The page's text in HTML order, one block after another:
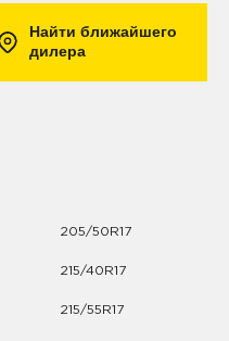
Найти ближайшего
дилера
205/50R17
215/40R17
215/55R17